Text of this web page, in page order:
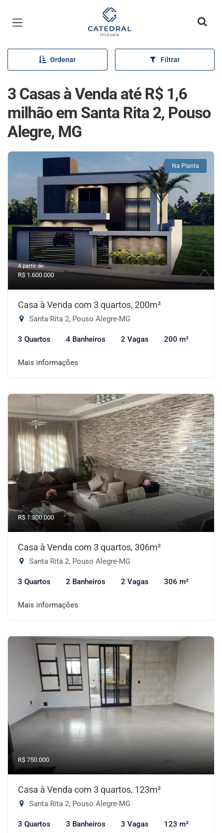
Página inicial
Ordenar Filtrar
3 Casas à Venda até R$ 1,6
milhão em Santa Rita 2, Pouso
Alegre, MG
Na Planta
A partir de:
R$ 1.600.000
Casa à Venda com 3 quartos, 200m²
Santa Rita 2, Pouso Alegre-MG
3 Quartos 4 Banheiros 2 Vagas 200 m²
Mais informações
R$ 1.300.000
Casa à Venda com 3 quartos, 306m²
Santa Rita 2, Pouso Alegre-MG
3 Quartos 2 Banheiros 2 Vagas 306 m²
Mais informações
R$ 750.000
Casa à Venda com 3 quartos, 123m²
Santa Rita 2, Pouso Alegre-MG
3 Quartos 3 Banheiros 3 Vagas 123 m²